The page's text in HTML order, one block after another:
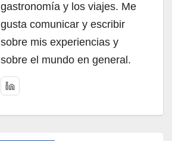
gastronomía y los viajes. Me
gusta comunicar y escribir
sobre mis experiencias y
sobre el mundo en general.